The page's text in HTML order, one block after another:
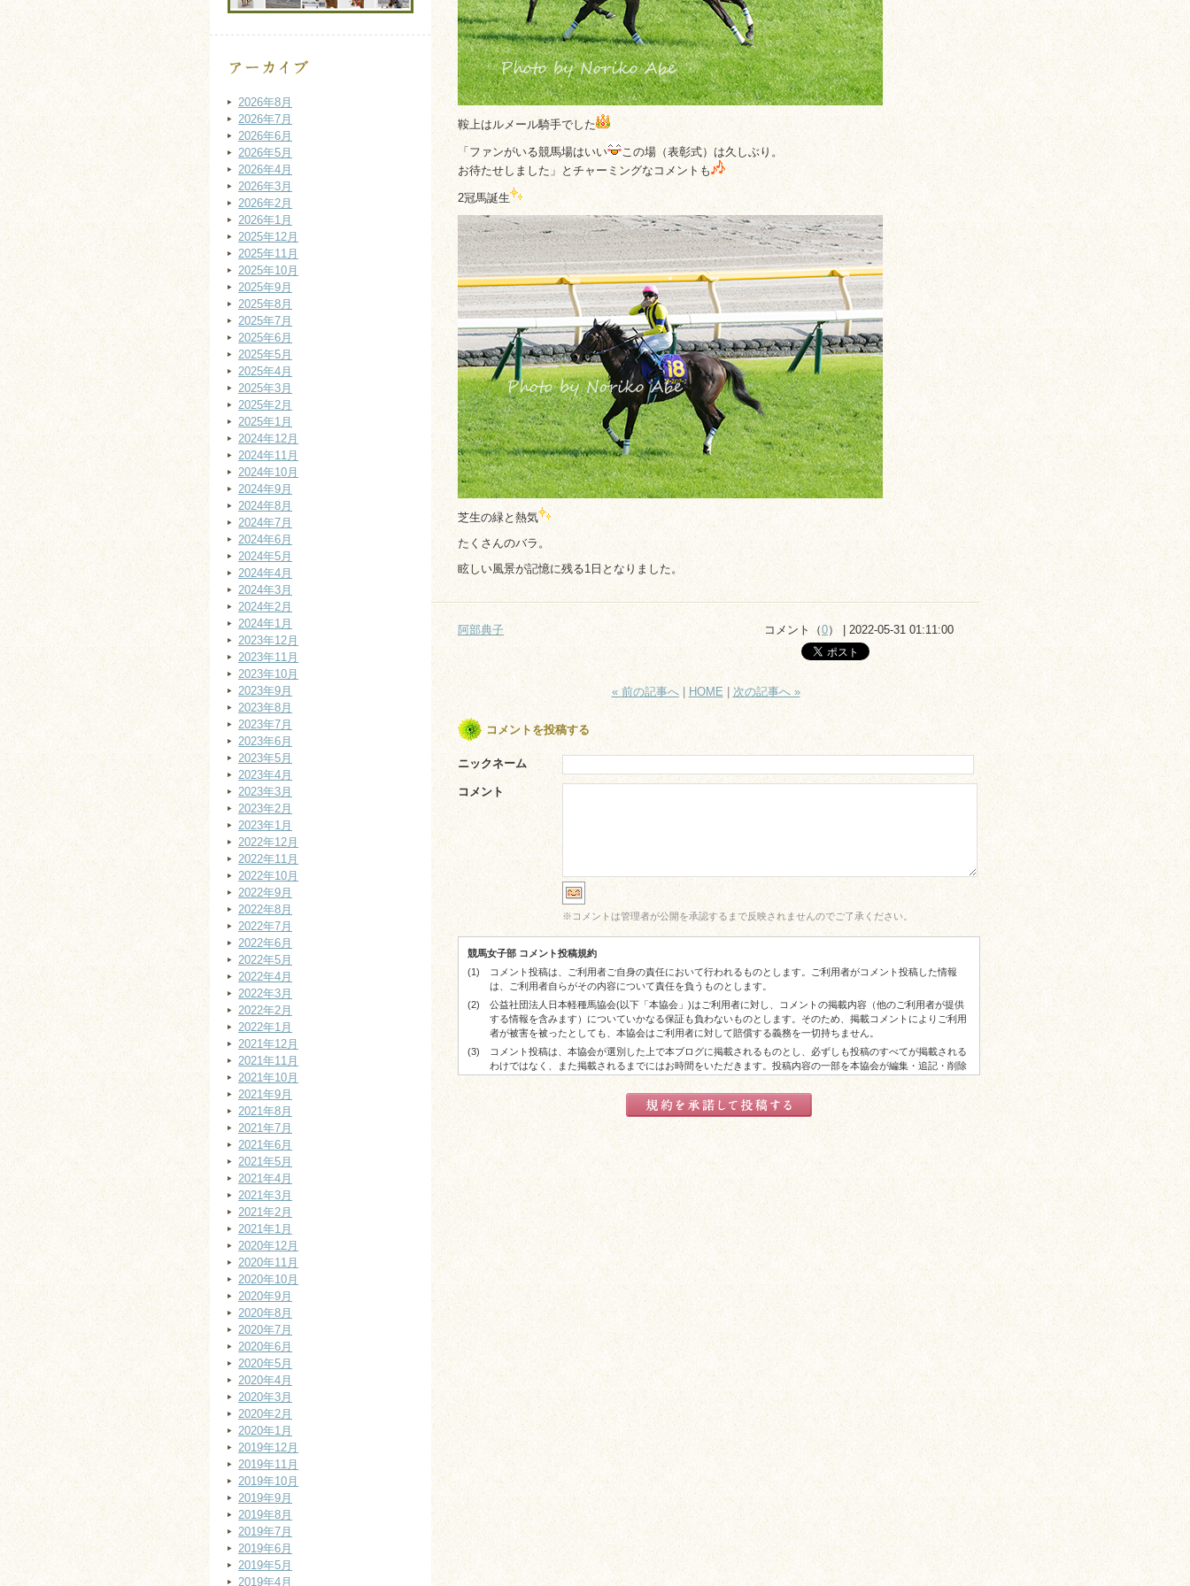
鞍上はルメール騎手でした
「ファンがいる競馬場はいい
この場（表彰式）は久しぶり。
お待たせしました」とチャーミングなコメントも
2冠馬誕生
芝生の緑と熱気
たくさんのバラ。
眩しい風景が記憶に残る1日となりました。
阿部典子 コメント（0） | 2022-05-31 01:11:00
« 前の記事へ| HOME| 次の記事へ »
コメントを投稿する
ニックネーム
コメント
※コメントは管理者が公開を承認するまで反映されませんのでご了承ください。
競馬女子部 コメント投稿規約
(1)
コメント投稿は、ご利用者ご自身の責任において行われるものとします。ご利用者がコメント投稿した情報
は、ご利用者自らがその内容について責任を負うものとします。
(2)
公益社団法人日本軽種馬協会(以下「本協会」)はご利用者に対し、コメントの掲載内容（他のご利用者が提供
する情報を含みます）についていかなる保証も負わないものとします。そのため、掲載コメントによりご利用
者が被害を被ったとしても、本協会はご利用者に対して賠償する義務を一切持ちません。
(3)
コメント投稿は、本協会が選別した上で本ブログに掲載されるものとし、必ずしも投稿のすべてが掲載される
わけではなく、また掲載されるまでにはお時間をいただきます。投稿内容の一部を本協会が編集・追記・削除
した上で掲載される場合があります。
(4)
コメント投稿が実際に掲載された場合でも、ご利用者に対する本協会からの謝礼等はございませんので予めご
了承ください。
以上
2026年8月
2026年7月
2026年6月
2026年5月
2026年4月
2026年3月
2026年2月
2026年1月
2025年12月
2025年11月
2025年10月
2025年9月
2025年8月
2025年7月
2025年6月
2025年5月
2025年4月
2025年3月
2025年2月
2025年1月
2024年12月
2024年11月
2024年10月
2024年9月
2024年8月
2024年7月
2024年6月
2024年5月
2024年4月
2024年3月
2024年2月
2024年1月
2023年12月
2023年11月
2023年10月
2023年9月
2023年8月
2023年7月
2023年6月
2023年5月
2023年4月
2023年3月
2023年2月
2023年1月
2022年12月
2022年11月
2022年10月
2022年9月
2022年8月
2022年7月
2022年6月
2022年5月
2022年4月
2022年3月
2022年2月
2022年1月
2021年12月
2021年11月
2021年10月
2021年9月
2021年8月
2021年7月
2021年6月
2021年5月
2021年4月
2021年3月
2021年2月
2021年1月
2020年12月
2020年11月
2020年10月
2020年9月
2020年8月
2020年7月
2020年6月
2020年5月
2020年4月
2020年3月
2020年2月
2020年1月
2019年12月
2019年11月
2019年10月
2019年9月
2019年8月
2019年7月
2019年6月
2019年5月
2019年4月